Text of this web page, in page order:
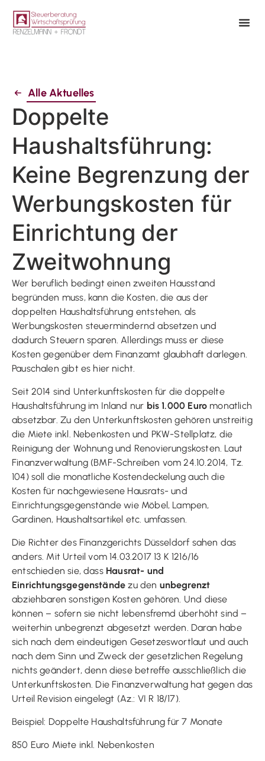
Alle Aktuelles
Doppelte
Haushaltsführung:
Keine Begrenzung der
Werbungskosten für
Einrichtung der
Zweitwohnung
Wer beruflich bedingt einen zweiten Hausstand
begründen muss, kann die Kosten, die aus der
doppelten Haushaltsführung entstehen, als
Werbungskosten steuermindernd absetzen und
dadurch Steuern sparen. Allerdings muss er diese
Kosten gegenüber dem Finanzamt glaubhaft darlegen.
Pauschalen gibt es hier nicht.
Seit 2014 sind Unterkunftskosten für die doppelte
Haushaltsführung im Inland nur bis 1.000 Euro monatlich
absetzbar. Zu den Unterkunftskosten gehören unstreitig
die Miete inkl. Nebenkosten und PKW-Stellplatz, die
Reinigung der Wohnung und Renovierungskosten. Laut
Finanzverwaltung (BMF-Schreiben vom 24.10.2014, Tz.
104) soll die monatliche Kostendeckelung auch die
Kosten für nachgewiesene Hausrats- und
Einrichtungsgegenstände wie Möbel, Lampen,
Gardinen, Haushaltsartikel etc. umfassen.
Die Richter des Finanzgerichts Düsseldorf sahen das
anders. Mit Urteil vom 14.03.2017 13 K 1216/16
entschieden sie, dass Hausrat- und
Einrichtungsgegenstände zu den unbegrenzt
abziehbaren sonstigen Kosten gehören. Und diese
können – sofern sie nicht lebensfremd überhöht sind –
weiterhin unbegrenzt abgesetzt werden. Daran habe
sich nach dem eindeutigen Gesetzeswortlaut und auch
nach dem Sinn und Zweck der gesetzlichen Regelung
nichts geändert, denn diese betreffe ausschließlich die
Unterkunftskosten. Die Finanzverwaltung hat gegen das
Urteil Revision eingelegt (Az.: VI R 18/17).
Beispiel: Doppelte Haushaltsführung für 7 Monate
850 Euro Miete inkl. Nebenkosten